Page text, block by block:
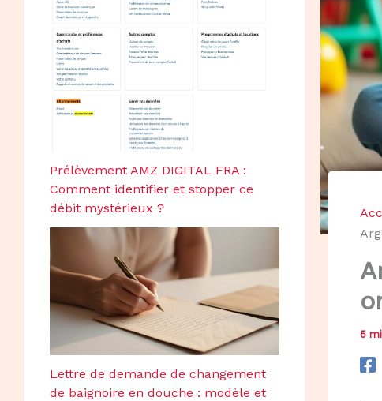
Prélèvement AMZ DIGITAL FRA :
Comment identifier et stopper ce
débit mystérieux ?
Lettre de demande de changement
de baignoire en douche : modèle et
5